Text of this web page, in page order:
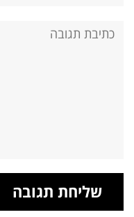
אתר:
תגובה: